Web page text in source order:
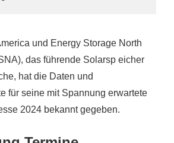
und Energy Storage North
das führende Solarsp eicher
hat die Daten und
für seine mit Spannung erwartete
2024 bekannt gegeben.